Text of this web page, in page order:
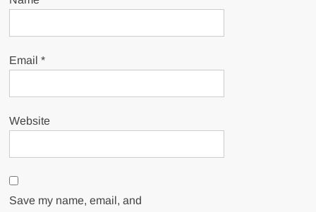
Email*
Website
Save my name, email, and